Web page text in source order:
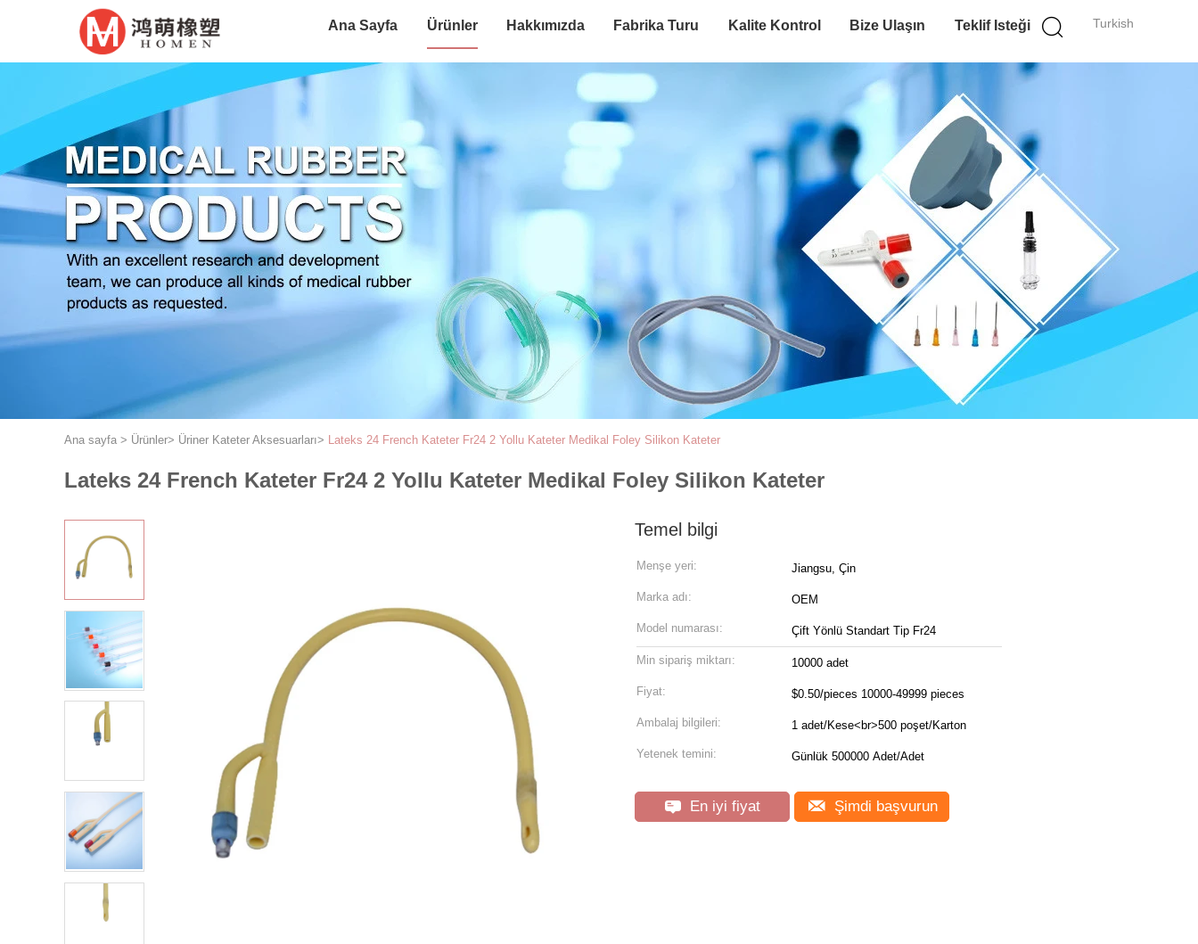
Turkish
Ana Sayfa Ürünler Hakkımızda Fabrika Turu Kalite Kontrol Bize Ulaşın Teklif Isteği
Ana sayfa > Ürünler> Üriner Kateter Aksesuarları> Lateks 24 French Kateter Fr24 2 Yollu Kateter Medikal Foley Silikon Kateter
Lateks 24 French Kateter Fr24 2 Yollu Kateter Medikal Foley Silikon Kateter
Temel bilgi
Menşe yeri: Jiangsu, Çin
Marka adı: OEM
Model numarası: Çift Yönlü Standart Tip Fr24
Min sipariş miktarı: 10000 adet
Fiyat: $0.50/pieces 10000-49999 pieces
Ambalaj bilgileri: 1 adet/Kese<br>500 poşet/Karton
Yetenek temini: Günlük 500000 Adet/Adet
En iyi fiyat Şimdi başvurun